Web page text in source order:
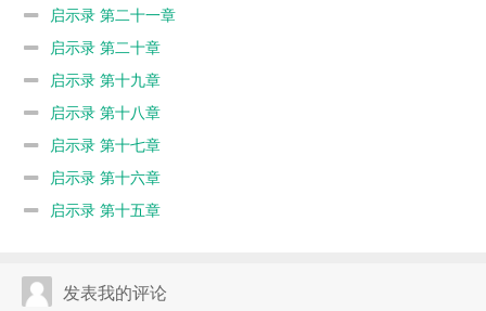
启示录 第二十一章
启示录 第二十章
启示录 第十九章
启示录 第十八章
启示录 第十七章
启示录 第十六章
启示录 第十五章
发表我的评论